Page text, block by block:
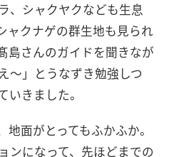
、シャクヤクなども生息
ャクナゲの群生地も見られ
島さんのガイドを聞きなが
〜」とうなずき勉強しつ
いきました。
面がとってもふかふか。
ンになって、先ほどまでの